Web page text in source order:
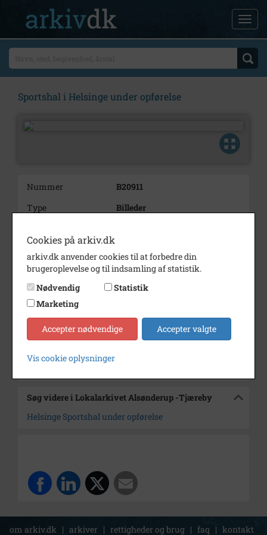
Sportshal i Helsinge under opførelse
Nummer
B20911
Type
Billeder
Årstal
1965
Dateringsnote
1965
Fotograf
Arkiv
Lokalarkivet Alsønderup -
Tjæreby
Kontakt arkivet
Søg videre i Lokalarkivet Alsønderup -Tjæreby
Helsinge Sportshal under opførelse
om arkiv.dk | arkiver | rettigheder og brug | faq | kontakt
Cookies på arkiv.dk
arkiv.dk anvender cookies til at forbedre din
brugeroplevelse og til indsamling af statistik.
Nødvendig
Statistik
Marketing
Accepter nødvendige Accepter valgte
Vis cookie oplysninger